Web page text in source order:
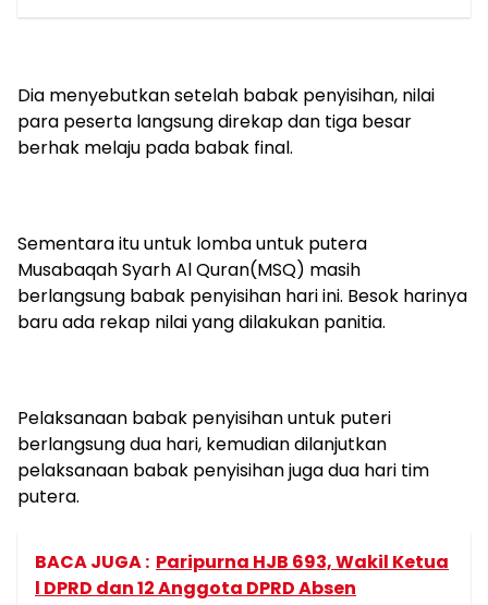
Dia menyebutkan setelah babak penyisihan, nilai
para peserta langsung direkap dan tiga besar
berhak melaju pada babak final.
Sementara itu untuk lomba untuk putera
Musabaqah Syarh Al Quran(MSQ) masih
berlangsung babak penyisihan hari ini. Besok harinya
baru ada rekap nilai yang dilakukan panitia.
Pelaksanaan babak penyisihan untuk puteri
berlangsung dua hari, kemudian dilanjutkan
pelaksanaan babak penyisihan juga dua hari tim
putera.
BACA JUGA : Paripurna HJB 693, Wakil Ketua
l DPRD dan 12 Anggota DPRD Absen